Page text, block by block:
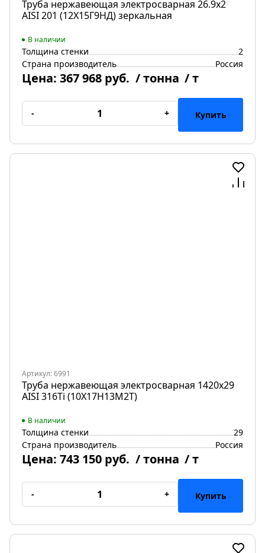
Труба нержавеющая электросварная 26.9х2
AISI 201 (12Х15Г9НД) зеркальная
В наличии
Толщина стенки
2
Страна производитель
Россия
Цена: 367 968 руб. / тонна / т
- + Купить
Артикул: 6991
Труба нержавеющая электросварная 1420х29
AISI 316Ti (10Х17Н13М2Т)
В наличии
Толщина стенки
29
Страна производитель
Россия
Цена: 743 150 руб. / тонна / т
- + Купить